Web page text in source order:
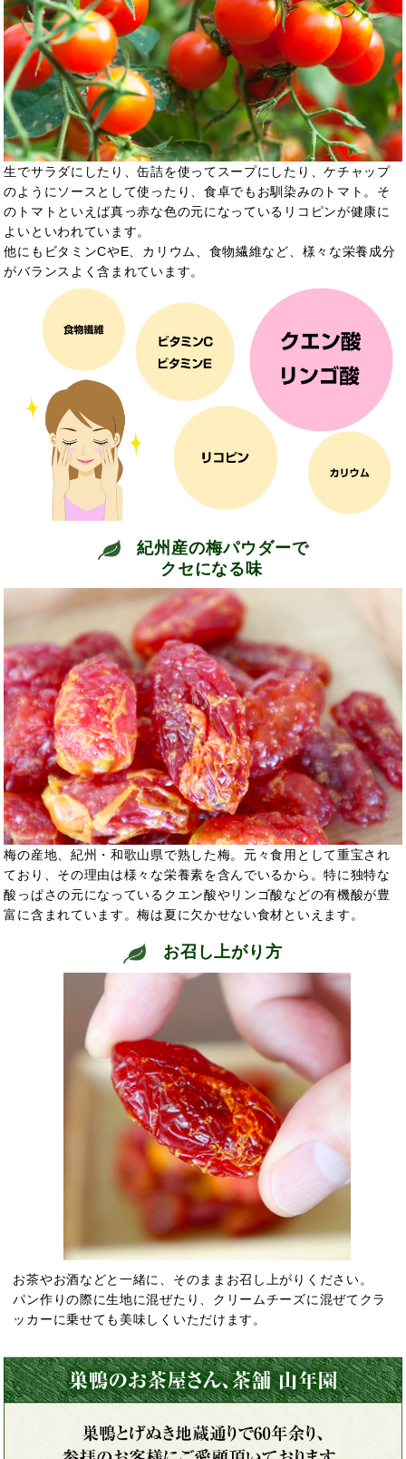
生でサラダにしたり、缶詰を使ってスープにしたり、ケチャップ
のようにソースとして使ったり、食卓でもお馴染みのトマト。そ
のトマトといえば真っ赤な色の元になっているリコピンが健康に
よいといわれています。
他にもビタミンCやE、カリウム、食物繊維など、様々な栄養成分
がバランスよく含まれています。
紀州産の梅パウダーで
クセになる味
梅の産地、紀州・和歌山県で熟した梅。元々食用として重宝され
ており、その理由は様々な栄養素を含んでいるから。特に独特な
酸っぱさの元になっているクエン酸やリンゴ酸などの有機酸が豊
富に含まれています。梅は夏に欠かせない食材といえます。
お召し上がり方
お茶やお酒などと一緒に、そのままお召し上がりください。
パン作りの際に生地に混ぜたり、クリームチーズに混ぜてクラ
ッカーに乗せても美味しくいただけます。